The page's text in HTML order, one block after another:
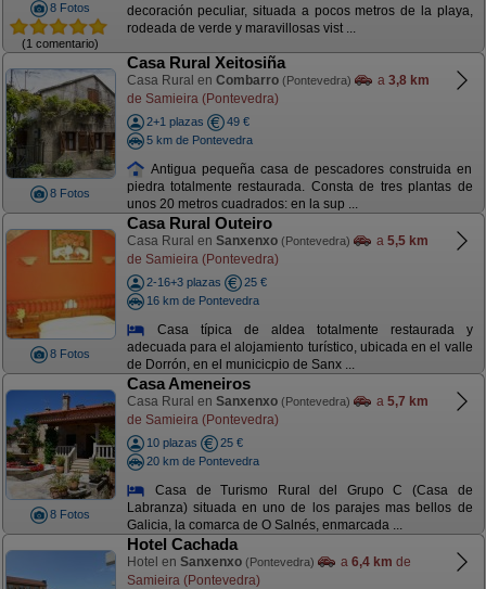
8 Fotos
(1 comentario)
decoración peculiar, situada a pocos metros de la playa,
rodeada de verde y maravillosas vist ...
8 Fotos
Casa Rural Xeitosiña
Casa Rural en Combarro (Pontevedra) a 3,8 km
de Samieira (Pontevedra)
2+1 plazas
49 €
5 km de Pontevedra
Antigua pequeña casa de pescadores construida en
piedra totalmente restaurada. Consta de tres plantas de
unos 20 metros cuadrados: en la sup ...
8 Fotos
Casa Rural Outeiro
Casa Rural en Sanxenxo (Pontevedra) a 5,5 km
de Samieira (Pontevedra)
2-16+3 plazas
25 €
16 km de Pontevedra
Casa típica de aldea totalmente restaurada y
adecuada para el alojamiento turístico, ubicada en el valle
de Dorrón, en el municicpio de Sanx ...
8 Fotos
Casa Ameneiros
Casa Rural en Sanxenxo (Pontevedra) a 5,7 km
de Samieira (Pontevedra)
10 plazas
25 €
20 km de Pontevedra
Casa de Turismo Rural del Grupo C (Casa de
Labranza) situada en uno de los parajes mas bellos de
Galicia, la comarca de O Salnés, enmarcada ...
Hotel Cachada
Hotel en Sanxenxo (Pontevedra) a 6,4 km de
Samieira (Pontevedra)